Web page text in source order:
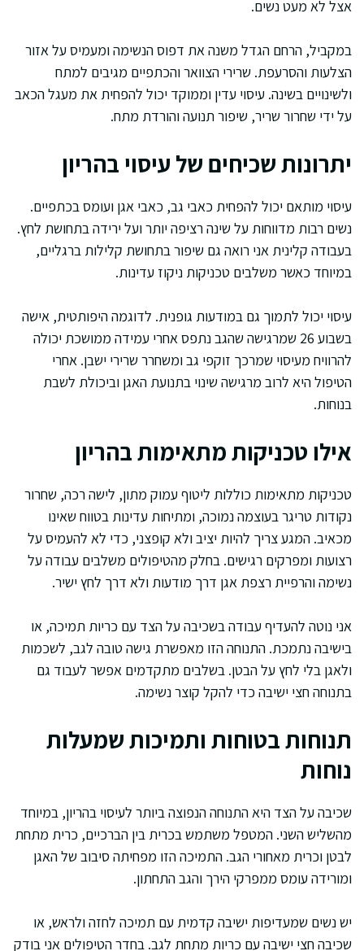
אצל לא מעט נשים.
במקביל, הרחם הגדל משנה את דפוס הנשימה ומעמיס על אזור
הצלעות והסרעפת. שרירי הצוואר והכתפיים מגיבים למתח
ולשינויים בשינה. עיסוי עדין וממוקד יכול להפחית את מעגל הכאב
על ידי שחרור שריר, שיפור תנועה והורדת מתח.
יתרונות שכיחים של עיסוי בהריון
עיסוי מותאם יכול להפחית כאבי גב, כאבי אגן ועומס בכתפיים.
נשים רבות מדווחות על שינה רציפה יותר ועל ירידה בתחושת לחץ.
בעבודה קלינית אני רואה גם שיפור בתחושת קלילות ברגליים,
במיוחד כאשר משלבים טכניקות ניקוז עדינות.
עיסוי יכול לתמוך גם במודעות גופנית. לדוגמה היפותטית, אישה
בשבוע 26 שמרגישה שהגב נתפס אחרי עמידה ממושכת יכולה
להרוויח מעיסוי שמרכך זוקפי גב ומשחרר שרירי ישבן. אחרי
הטיפול היא לרוב מרגישה שינוי בתנועת האגן וביכולת לשבת
בנוחות.
אילו טכניקות מתאימות בהריון
טכניקות מתאימות כוללות ליטוף עמוק מתון, לישה רכה, שחרור
נקודות טריגר בעוצמה נמוכה, ומתיחות עדינות בטווח שאינו
מכאיב. המגע צריך להיות יציב ולא קופצני, כדי לא להעמיס על
רצועות ומפרקים רגישים. בחלק מהטיפולים משלבים עבודה על
נשימה והרפיית רצפת אגן דרך מודעות ולא דרך לחץ ישיר.
אני נוטה להעדיף עבודה בשכיבה על הצד עם כריות תמיכה, או
בישיבה נתמכת. התנוחה הזו מאפשרת גישה טובה לגב, לשכמות
ולאגן בלי לחץ על הבטן. בשלבים מתקדמים אפשר לעבוד גם
בתנוחה חצי ישיבה כדי להקל קוצר נשימה.
תנוחות בטוחות ותמיכות שמעלות
נוחות
שכיבה על הצד היא התנוחה הנפוצה ביותר לעיסוי בהריון, במיוחד
מהשליש השני. המטפל משתמש בכרית בין הברכיים, כרית מתחת
לבטן וכרית מאחורי הגב. התמיכה הזו מפחיתה סיבוב של האגן
ומורידה עומס ממפרקי הירך והגב התחתון.
יש נשים שמעדיפות ישיבה קדמית עם תמיכה לחזה ולראש, או
שכיבה חצי ישיבה עם כריות מתחת לגב. בחדר הטיפולים אני בודק